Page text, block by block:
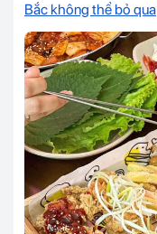
Bắc không thể bỏ qua